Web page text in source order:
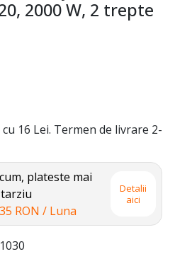
2000 W, 2 trepte
16 Lei. Termen de livrare 2-
plateste mai
tarziu
RON / Luna
Detalii
aici